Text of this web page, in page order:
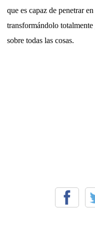
que es capaz de penetrar
transformándolo
sobre todas las cosas.